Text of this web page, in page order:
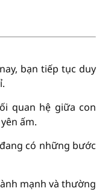
bạn tiếp tục duy
quan hệ giữa con
ấm.
có những bước
mạnh và thường